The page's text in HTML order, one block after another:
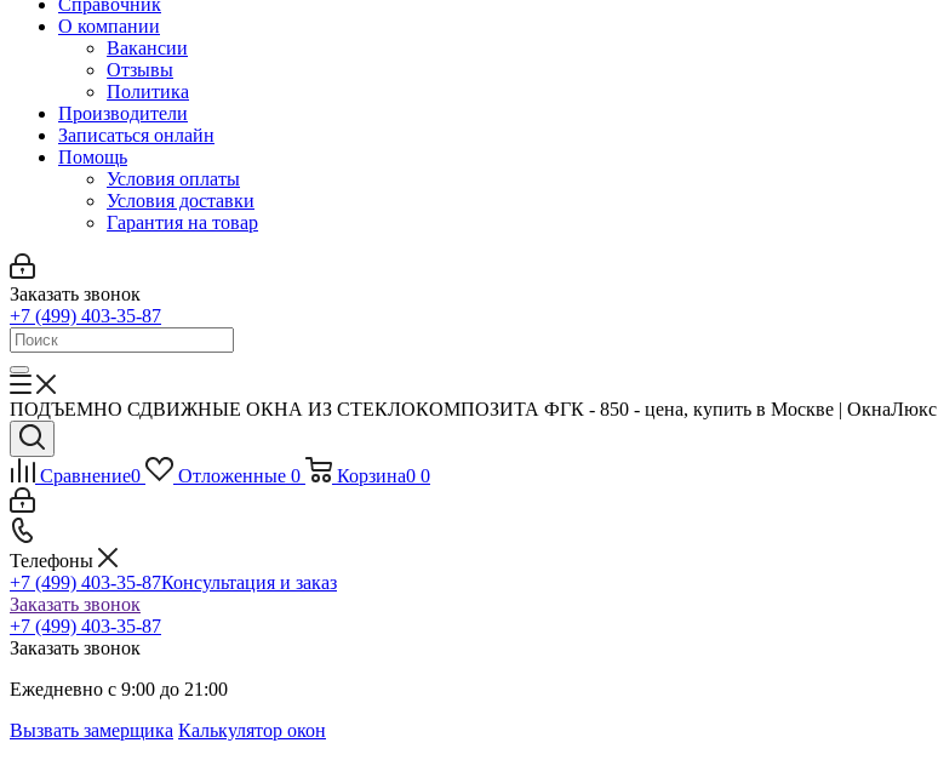
Справочник
О компании
Вакансии
Отзывы
Политика
Производители
Записаться онлайн
Помощь
Условия оплаты
Условия доставки
Гарантия на товар
Заказать звонок
+7 (499) 403-35-87
ПОДЪЕМНО СДВИЖНЫЕ ОКНА ИЗ СТЕКЛОКОМПОЗИТА ФГК - 850 - цена, купить в Москве | ОкнаЛюкс
Сравнение0 Отложенные 0 Корзина0 0
Телефоны
+7 (499) 403-35-87Консультация и заказ
Заказать звонок
+7 (499) 403-35-87
Заказать звонок
Ежедневно с 9:00 до 21:00
Вызвать замерщика Калькулятор окон